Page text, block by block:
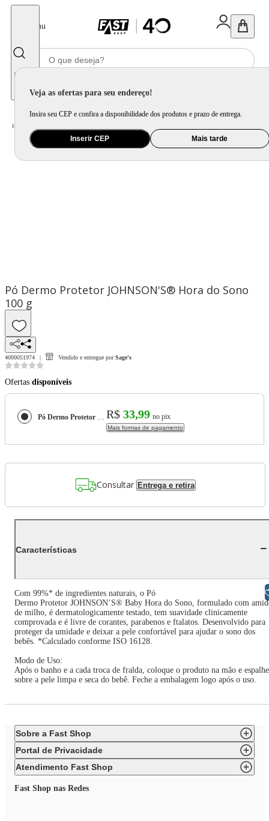
Menu
Veja as ofertas para seu endereço!
Insira seu CEP e confira a disponibilidade dos produtos e prazo de entrega.
Inserir CEP Mais tarde
Home
Pó Dermo Protetor JOHNSON'S® Hora do Sono
100 g
4000051974 Vendido e entregue por Sage's
Ofertas disponíveis
Pó Dermo Protetor JOHNSON'S® Hora do Sono 100 g R$ 33,99 no pix
Mais formas de pagamento
Consultar Entrega e retira
Características
Com 99%* de ingredientes naturais, o Pó
Dermo Protetor JOHNSON’S® Baby Hora do Sono, formulado com
de milho, é dermatologicamente testado, tem suavidade clinicamente
comprovada e é livre de corantes, parabenos e ftalatos. Desenvolvido para
proteger da umidade e deixar a pele confortável para ajudar o sono dos
bebês. *Calculado conforme ISO 16128.
Modo de Uso:
Após o banho e a cada troca de fralda, coloque o produto na mão e espalhe
sobre a pele limpa e seca do bebê. Feche a embalagem logo após o uso.
Sobre a Fast Shop
Portal de Privacidade
Atendimento Fast Shop
Fast Shop nas Redes